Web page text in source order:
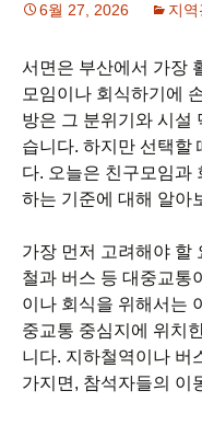
6월 27, 2026 지역
서면은 부산에서 가장
모임이나 회식하기에
방은 그 분위기와 시설
습니다. 하지만 선택할
다. 오늘은 친구모임과
하는 기준에 대해 알아
가장 먼저 고려해야 할
철과 버스 등 대중교통
이나 회식을 위해서는
중교통 중심지에 위치
니다. 지하철역이나 버
가지면, 참석자들의 이